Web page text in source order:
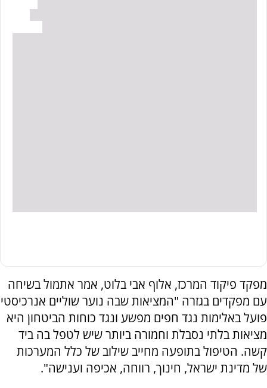
מפקד פיקוד המרכז, אלוף אבי בלוט, אמר אתמול בשיחה
עם מפקדים בגזרה "המציאות שבה נוער שוליים אנרכיסטי
פועל באלימות נגד חפים מפשע ונגד כוחות הביטחון היא
מציאות בלתי נסבלת וחמורה ביותר שיש לטפל בה ביד
קשה. הטיפול בתופעה מחייב שילוב של כלל המערכות
של מדינת ישראל, חינוך, רווחה, אכיפה וענישה".